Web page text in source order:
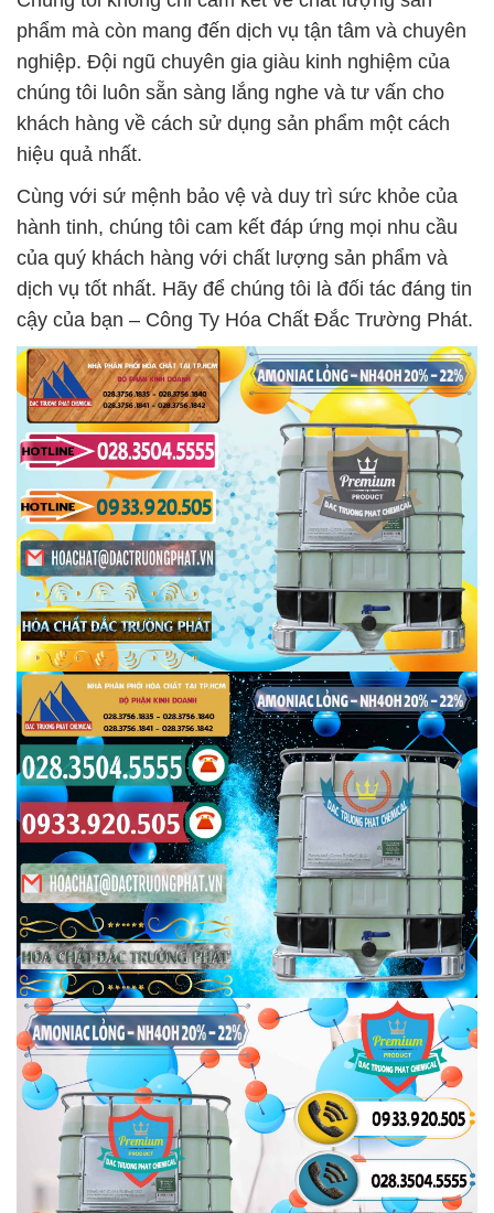
phẩm mà còn mang đến dịch vụ tận tâm và chuyên
nghiệp. Đội ngũ chuyên gia giàu kinh nghiệm của
chúng tôi luôn sẵn sàng lắng nghe và tư vấn cho
khách hàng về cách sử dụng sản phẩm một cách
hiệu quả nhất.
Cùng với sứ mệnh bảo vệ và duy trì sức khỏe của
hành tinh, chúng tôi cam kết đáp ứng mọi nhu cầu
của quý khách hàng với chất lượng sản phẩm và
dịch vụ tốt nhất. Hãy để chúng tôi là đối tác đáng tin
cậy của bạn – Công Ty Hóa Chất Đắc Trường Phát.